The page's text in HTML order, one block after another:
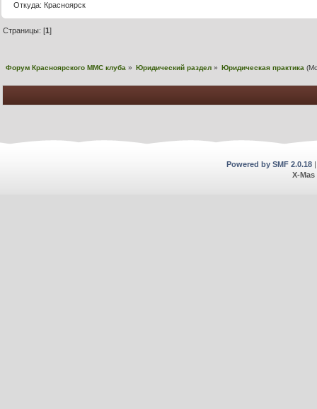
Откуда: Красноярск
Страницы: [1]
Форум Красноярского MMC клуба » Юридический раздел » Юридическая практика
Powered by SMF 2.0.18
X-Mas